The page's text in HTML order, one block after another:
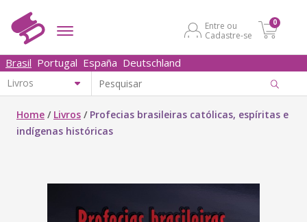
Entre ou
Cadastre-se
0
Brasil Portugal España Deutschland
Home / Livros / Profecias brasileiras católicas, espíritas e
indígenas históricas